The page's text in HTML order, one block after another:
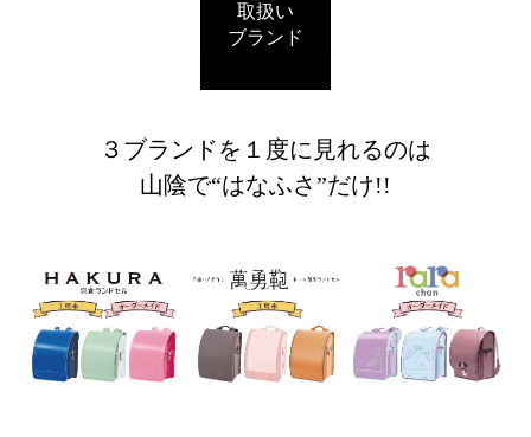
取扱い
ブランド
３ブランドを１度に見れるのは
山陰で“はなふさ”だけ!!